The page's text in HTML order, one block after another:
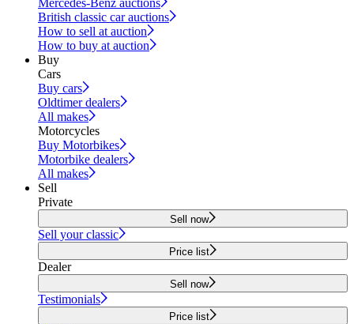
Mercedes-Benz auctions
British classic car auctions
How to sell at auction
How to buy at auction
Buy
Cars
Buy cars
Oldtimer dealers
All makes
Motorcycles
Buy Motorbikes
Motorbike dealers
All makes
Sell
Private
Sell now
Sell your classic
Price list
Dealer
Sell now
Testimonials
Price list